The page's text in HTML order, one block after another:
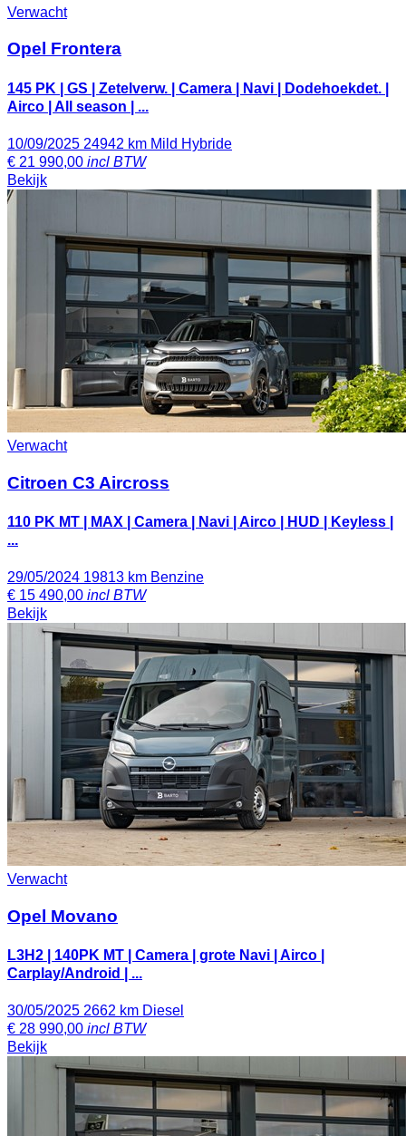
Verwacht
Opel Frontera
145 PK | GS | Zetelverw. | Camera | Navi | Dodehoekdet. |
Airco | All season | ...
10/09/2025 24942 km Mild Hybride
€ 21 990,00 incl BTW
Bekijk
Verwacht
Citroen C3 Aircross
110 PK MT | MAX | Camera | Navi | Airco | HUD | Keyless |
...
29/05/2024 19813 km Benzine
€ 15 490,00 incl BTW
Bekijk
Verwacht
Opel Movano
L3H2 | 140PK MT | Camera | grote Navi | Airco |
Carplay/Android | ...
30/05/2025 2662 km Diesel
€ 28 990,00 incl BTW
Bekijk